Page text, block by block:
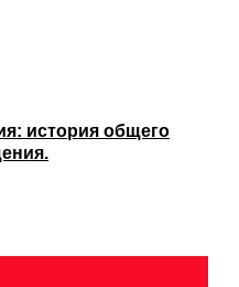
история общего